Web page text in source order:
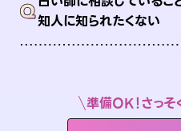
Q知人に知られたくない
準備OK！さっ